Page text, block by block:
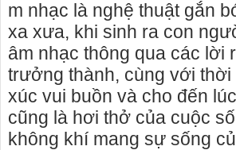
m nhạc là nghệ thuật gắn
xa xưa, khi sinh ra con
âm nhạc thông qua các lời
trưởng thành, cùng với
xúc vui buồn và cho đến
cũng là hơi thở của cuộc
không khí mang sự sống